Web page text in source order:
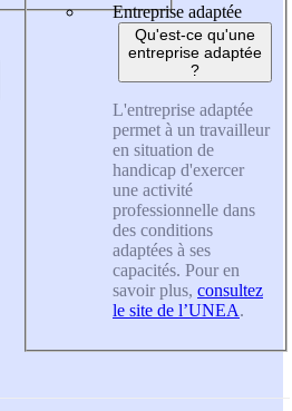
Entreprise adaptée
Qu'est-ce qu'une
entreprise adaptée
?
L'entreprise adaptée
permet à un travailleur
en situation de
handicap d'exercer
une activité
professionnelle dans
des conditions
adaptées à ses
capacités. Pour en
savoir plus, consultez
le site de l’UNEA.